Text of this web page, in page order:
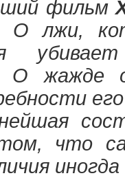
фильм
О лжи,
О жажде
что